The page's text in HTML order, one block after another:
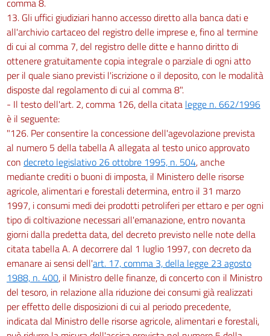
comma 8.
13. Gli uffici giudiziari hanno accesso diretto alla banca dati e
all'archivio cartaceo del registro delle imprese e, fino al termine
di cui al comma 7, del registro delle ditte e hanno diritto di
ottenere gratuitamente copia integrale o parziale di ogni atto
per il quale siano previsti l'iscrizione o il deposito, con le modalità
disposte dal regolamento di cui al comma 8".
- Il testo dell'art. 2, comma 126, della citata legge n. 662/1996
è il seguente:
"126. Per consentire la concessione dell'agevolazione prevista
al numero 5 della tabella A allegata al testo unico approvato
con decreto legislativo 26 ottobre 1995, n. 504, anche
mediante crediti o buoni di imposta, il Ministero delle risorse
agricole, alimentari e forestali determina, entro il 31 marzo
1997, i consumi medi dei prodotti petroliferi per ettaro e per ogni
tipo di coltivazione necessari all'emanazione, entro novanta
giorni dalla predetta data, del decreto previsto nelle note della
citata tabella A. A decorrere dal 1 luglio 1997, con decreto da
emanare ai sensi dell'art. 17, comma 3, della legge 23 agosto
1988, n. 400, il Ministro delle finanze, di concerto con il Ministro
del tesoro, in relazione alla riduzione dei consumi già realizzati
per effetto delle disposizioni di cui al periodo precedente,
indicata dal Ministro delle risorse agricole, alimentari e forestali,